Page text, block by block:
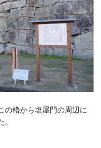
の櫓から塩屋門の周辺に